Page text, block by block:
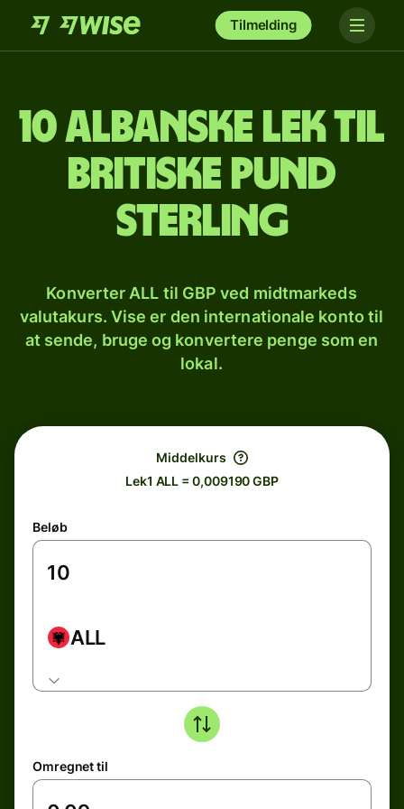
Tilmelding
10 albanske lek til
britiske pund
sterling
Konverter ALL til GBP ved midtmarkeds
valutakurs. Vise er den internationale konto til
at sende, bruge og konvertere penge som en
lokal.
Middelkurs
Lek1 ALL = 0,009190 GBP
Beløb
ALL
Omregnet til